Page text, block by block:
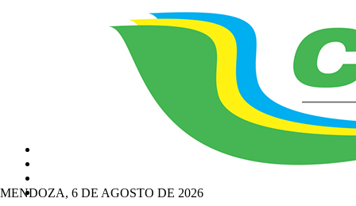
MENDOZA, 6 DE AGOSTO DE 2026